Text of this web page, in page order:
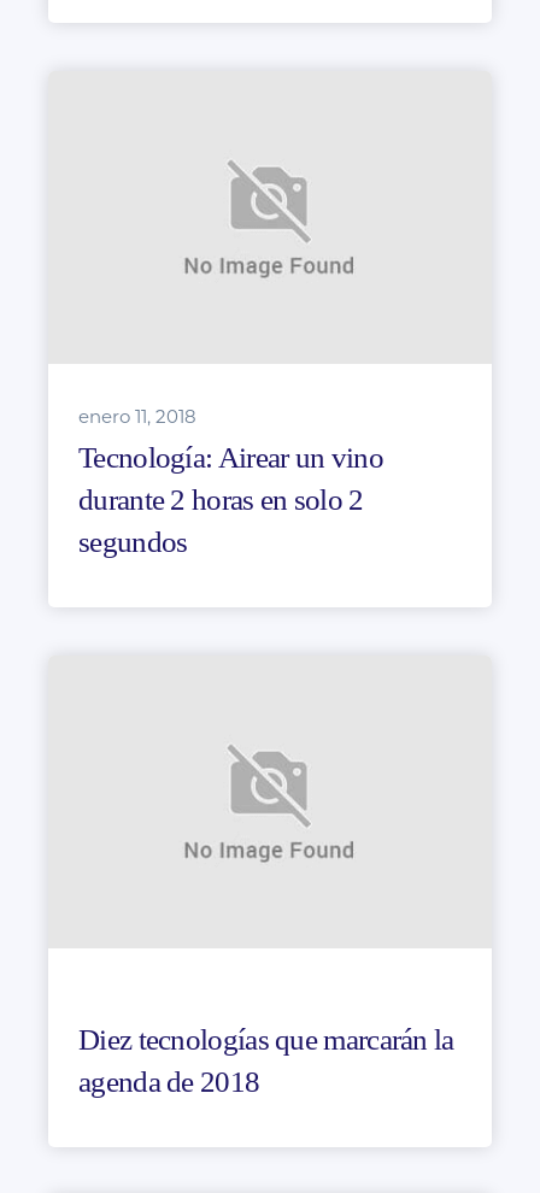
enero 11, 2018
Tecnología: Airear un vino
durante 2 horas en solo 2
segundos
Diez tecnologías que marcarán la
agenda de 2018